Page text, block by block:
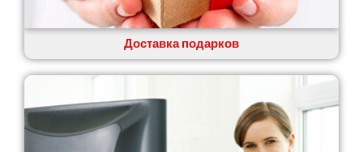
Доставка подарков